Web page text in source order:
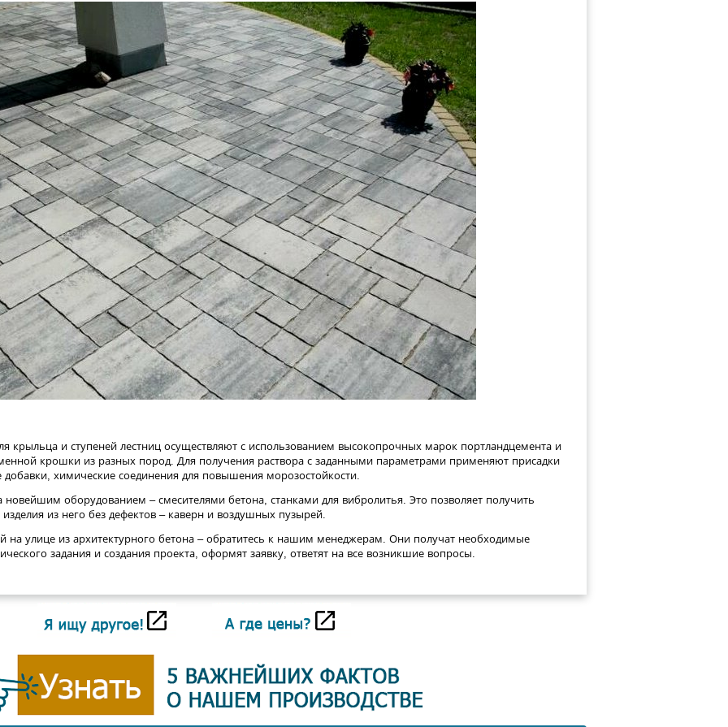
крыльца и ступеней лестниц осуществляют с использованием высокопрочных марок портландцемента и
крошки из разных пород. Для получения раствора с заданными параметрами применяют присадки
химические соединения для повышения морозостойкости.
новейшим оборудованием – смесителями бетона, станками для вибролитья. Это позволяет получить
из него без дефектов – каверн и воздушных пузырей.
на улице из архитектурного бетона – обратитесь к нашим менеджерам. Они получат необходимые
задания и создания проекта, оформят заявку, ответят на все возникшие вопросы.